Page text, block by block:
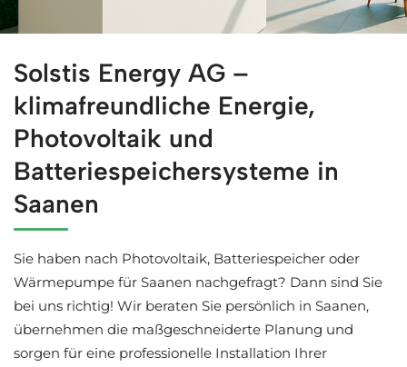
Solstis Energy AG –
klimafreundliche Energie,
Photovoltaik und
Batteriespeichersysteme in
Saanen
Sie haben nach Photovoltaik, Batteriespeicher oder
Wärmepumpe für Saanen nachgefragt? Dann sind Sie
bei uns richtig! Wir beraten Sie persönlich in Saanen,
übernehmen die maßgeschneiderte Planung und
sorgen für eine professionelle Installation Ihrer